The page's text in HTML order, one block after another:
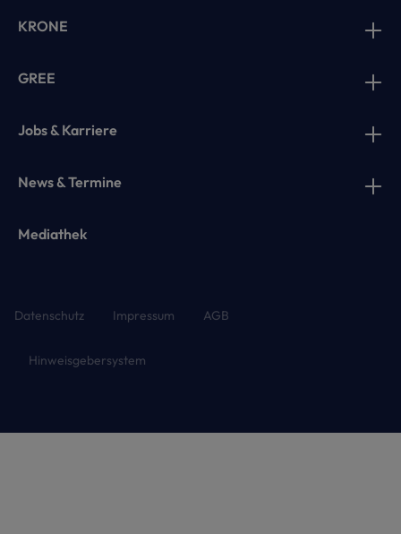
KRONE
GREE
Jobs & Karriere
News & Termine
Mediathek
Datenschutz Impressum AGB
Hinweisgebersystem